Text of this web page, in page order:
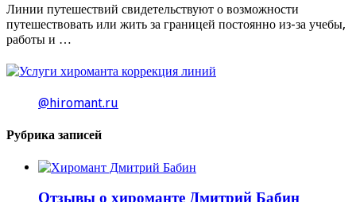
Линии путешествий свидетельствуют о возможности
путешествовать или жить за границей постоянно из-за учебы,
работы и …
@hiromant.ru
Рубрика записей
Отзывы о хироманте Дмитрий Бабин